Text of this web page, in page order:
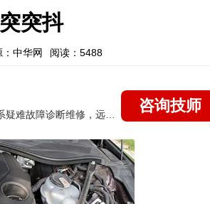
突抖
：中华网 阅读：5488
咨询技师